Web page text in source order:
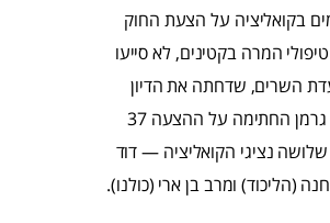
בקואליציה על הצעת החוק
המרה בקטינים, לא סייעו
השרים, שדחתה את הדיון
בהצעה בשבוע. ח"כ גרמן החתימה על ההצעה 37
נציגי הקואליציה — דוד
(הליכוד) ומרב בן ארי (כולנו).